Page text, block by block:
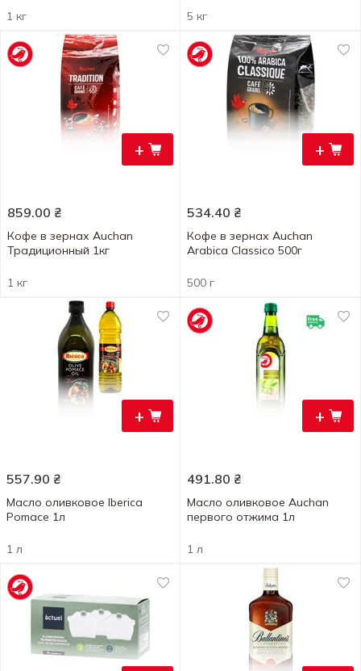
1 кг 5 кг
+
859.00 ₴
Кофе в зернах Auchan
Традиционный 1кг
1 кг
+
534.40 ₴
Кофе в зернах Auchan
Arabica Classico 500г
500 г
+
557.90 ₴
Масло оливковое Iberica
Pomace 1л
1 л
+
491.80 ₴
Масло оливковое Auchan
первого отжима 1л
1 л